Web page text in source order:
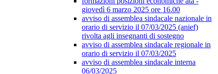
giovedì 6 marzo 2025 ore 16.00
avviso di assemblea sindacale nazionale in
orario di servizio il 07/03/2025 (anief)
rivolta agli insegnanti di sostegno
avviso di assemblea sindacale regionale in
orario di servizio il 07/03/2025
avviso di assemblea sindacale interna
06/03/2025